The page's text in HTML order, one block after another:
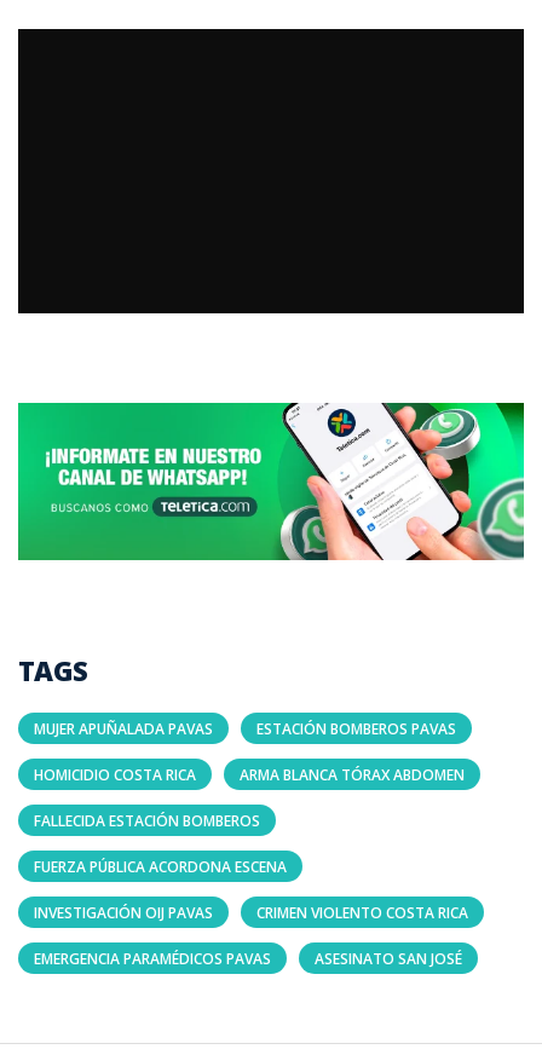
TAGS
MUJER APUÑALADA PAVAS ESTACIÓN BOMBEROS PAVAS
HOMICIDIO COSTA RICA ARMA BLANCA TÓRAX ABDOMEN
FALLECIDA ESTACIÓN BOMBEROS
FUERZA PÚBLICA ACORDONA ESCENA
INVESTIGACIÓN OIJ PAVAS CRIMEN VIOLENTO COSTA RICA
EMERGENCIA PARAMÉDICOS PAVAS ASESINATO SAN JOSÉ